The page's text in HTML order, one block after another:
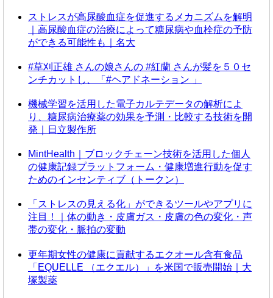
ストレスが高尿酸血症を促進するメカニズムを解明
｜高尿酸血症の治療によって糖尿病や血栓症の予防
ができる可能性も｜名大
#草刈正雄 さんの娘さんの #紅蘭 さんが髪を５０セ
ンチカットし、「#ヘアドネーション 」
機械学習を活用した電子カルテデータの解析によ
り、糖尿病治療薬の効果を予測・比較する技術を開
発｜日立製作所
MintHealth｜ブロックチェーン技術を活用した個人
の健康記録プラットフォーム・健康増進行動を促す
ためのインセンティブ（トークン）
「ストレスの見える化」ができるツールやアプリに
注目！｜体の動き・皮膚ガス・皮膚の色の変化・声
帯の変化・脈拍の変動
更年期女性の健康に貢献するエクオール含有食品
「EQUELLE （エクエル）」を米国で販売開始｜大
塚製薬